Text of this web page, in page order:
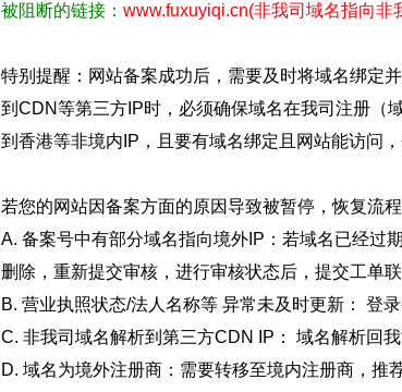
被阻断的链接： www.fuxuyiqi.cn(非我司域名指向非
特别提醒：网站备案成功后，需要及时将域名绑定
到CDN等第三方IP时，必须确保域名在我司注册（
到香港等非境内IP，且要有域名绑定且网站能访问
若您的网站因备案方面的原因导致被暂停，恢复流程
A. 备案号中有部分域名指向境外IP：若域名已经过
删除，重新提交审核，进行审核状态后，提交工单
B. 营业执照状态/法人名称等 异常未及时更新： 登
C. 非我司域名解析到第三方CDN IP： 域名解析回
D. 域名为境外注册商：需要转移至境内注册商，推